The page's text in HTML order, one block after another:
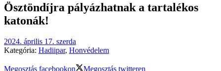
Ösztöndíjra pályázhatnak a tartalékos
katonák!
2024. április 17. szerda
Kategória: Hadiipar, Honvédelem
Megosztás facebookon Megosztás twitteren